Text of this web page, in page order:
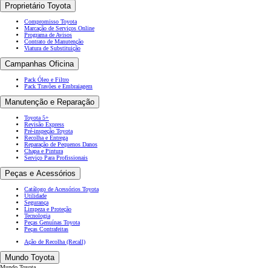
Proprietário Toyota
Compromisso Toyota
Marcação de Serviços Online
Programa de Avisos
Contrato de Manutenção
Viatura de Substituição
Campanhas Oficina
Pack Óleo e Filtro
Pack Travões e Embraiagem
Manutenção e Reparação
Toyota 5+
Revisão Express
Pré-inspeção Toyota
Recolha e Entrega
Reparação de Pequenos Danos
Chapa e Pintura
Serviço Para Profissionais
Peças e Acessórios
Catálogo de Acessórios Toyota
Utilidade
Segurança
Limpeza e Proteção
Tecnologia
Peças Genuínas Toyota
Peças Contrafeitas
Ação de Recolha (Recall)
Mundo Toyota